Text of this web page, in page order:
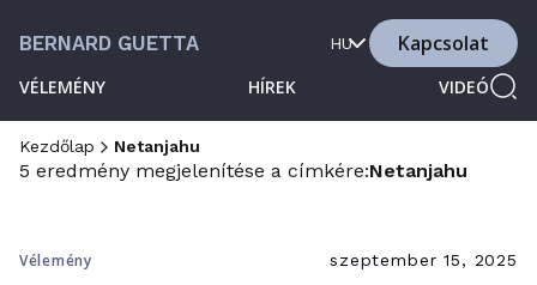
BERNARD GUETTA
VÉLEMÉNY HÍREK VIDEÓ
HU Kapcsolat
Kezdőlap Netanjahu
5 eredmény megjelenítése a címkére:Netanjahu
Vélemény szeptember 15, 2025